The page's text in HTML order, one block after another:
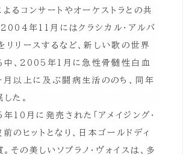
よるコンサートやオーケストラとの共
2004年11月にはクラシカル・アルバ
リリースするなど、新しい歌の世界
中、2005年1月に急性骨髄性白血
月以上に及ぶ闘病生活ののち、同年
た。
10月に発売された「アメイジング・
前のヒットとなり、日本ゴールドディ
その美しいソプラノ・ヴォイスは、多